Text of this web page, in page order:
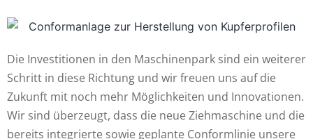
Die Investitionen in den Maschinenpark sind ein weiterer
Schritt in diese Richtung und wir freuen uns auf die
Zukunft mit noch mehr Möglichkeiten und Innovationen.
Wir sind überzeugt, dass die neue Ziehmaschine und die
bereits integrierte sowie geplante Conformlinie unsere